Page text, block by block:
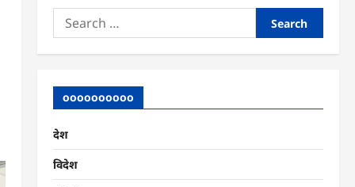
Search
for:
oooooooooo
देश
विदेश